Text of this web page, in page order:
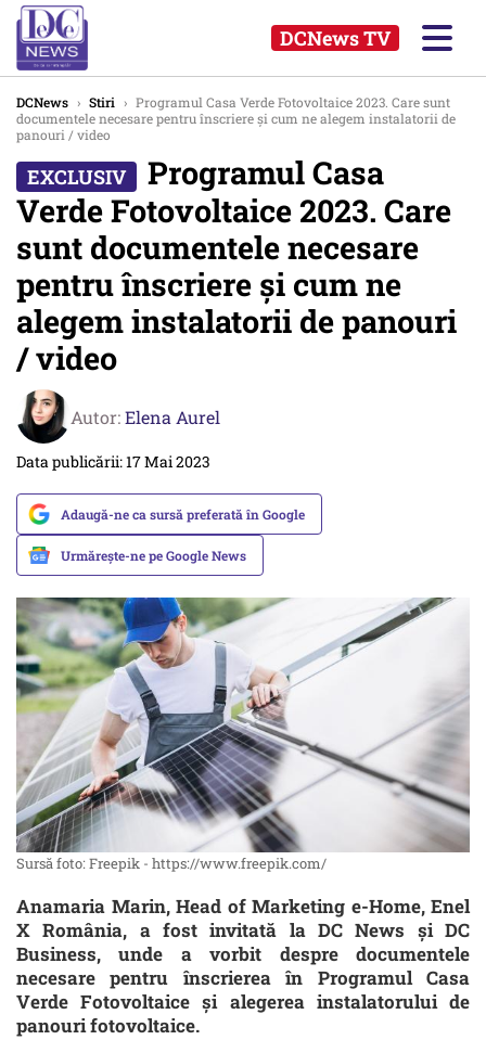
DCNews TV
DCNews › Stiri › Programul Casa Verde Fotovoltaice 2023. Care sunt
documentele necesare pentru înscriere și cum ne alegem instalatorii de
panouri / video
Programul Casa
Verde Fotovoltaice 2023. Care
sunt documentele necesare
pentru înscriere și cum ne
alegem instalatorii de panouri
/ video
Autor:Elena Aurel
Data publicării: 17 Mai 2023
Adaugă-ne ca sursă preferată în Google
Urmărește-ne pe Google News
Sursă foto: Freepik - https://www.freepik.com/
Anamaria Marin, Head of Marketing e-Home, Enel
X România, a fost invitată la DC News și DC
Business, unde a vorbit despre documentele
necesare pentru înscrierea în Programul Casa
Verde Fotovoltaice și alegerea instalatorului de
panouri fotovoltaice.